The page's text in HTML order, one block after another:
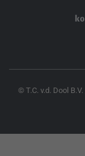
© T.C. v.d. Dool B.V.